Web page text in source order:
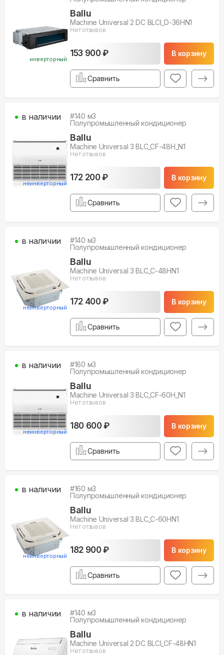
инверторный
Ballu
Machine Universal 2 DC BLCI_D-36HN1
Нет отзывов
153 900 ₽ В корзину
Сравнить
неинверторный
#140 м3
Полупромышленный кондиционер
Ballu
Machine Universal 3 BLC_CF-48H_N1
Нет отзывов
172 200 ₽ В корзину
в наличии
Сравнить
неинверторный
#140 м3
Полупромышленный кондиционер
Ballu
Machine Universal 3 BLC_C-48HN1
Нет отзывов
172 400 ₽ В корзину
в наличии
Сравнить
неинверторный
#160 м3
Полупромышленный кондиционер
Ballu
Machine Universal 3 BLC_CF-60H_N1
Нет отзывов
180 600 ₽ В корзину
в наличии
Сравнить
неинверторный
#160 м3
Полупромышленный кондиционер
Ballu
Machine Universal 3 BLC_C-60HN1
Нет отзывов
182 900 ₽ В корзину
в наличии
Сравнить
#140 м3
Полупромышленный кондиционер
Ballu
Machine Universal 2 DC BLCI_CF-48HN1
Нет отзывов
в наличии